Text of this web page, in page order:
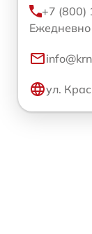
+7 (800)
ул.